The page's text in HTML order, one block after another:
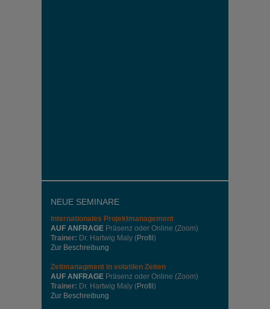
NEUE SEMINARE
Internationales Projektmanagement
AUF ANFRAGE Präsenz oder Online (Zoom)
Trainer: Dr. Hartwig Maly (Profil )
Zur Beschreibung
Zeitmanagment in volatilen Zeiten
AUF ANFRAGE Präsenz oder Online (Zoom)
Trainer: Dr. Hartwig Maly (Profil )
Zur Beschreibung